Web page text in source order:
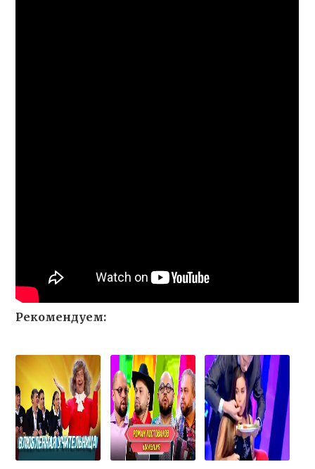
Рекомендуем: